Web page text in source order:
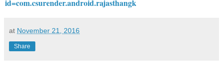
id=com.csurender.android.rajasthangk
at November 21, 2016
Share